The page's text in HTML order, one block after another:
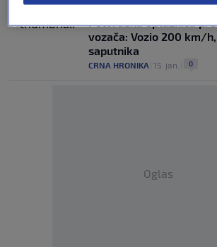
Potvrđena optužnica
vozača: Vozio 200 km/
saputnika
CRNA HRONIKA 15. jan. 0
Oglas